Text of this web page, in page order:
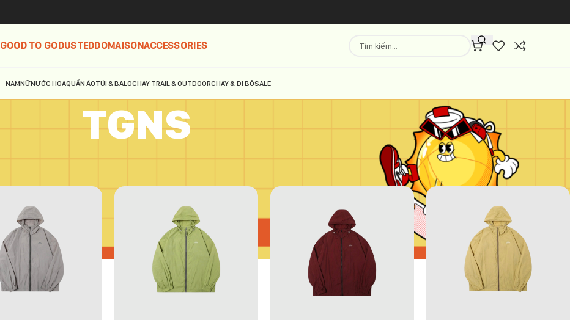
GOOD TO GODUSTEDDOMAISONACCESSORIES
NAMNỮNƯỚC HOAQUẦN ÁOTÚI & BALOCHẠY TRAIL & OUTDOORCHẠY & ĐI BỘSALE
TGNS
TGNS Hiển thị 9 12 18 24